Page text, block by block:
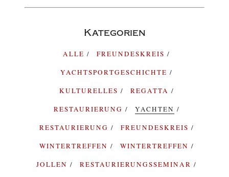
Kategorien
ALLE
FREUNDESKREIS
YACHTSPORTGESCHICHTE
KULTURELLES
REGATTA
RESTAURIERUNG
YACHTEN
RESTAURIERUNG
FREUNDESKREIS
WINTERTREFFEN
WINTERTREFFEN
JOLLEN
RESTAURIERUNGSSEMINAR